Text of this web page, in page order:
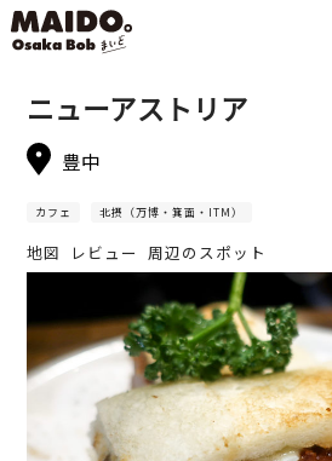
ニューアストリア
豊中
カフェ 北摂（万博・箕面・ITM）
地図 レビュー 周辺のスポット